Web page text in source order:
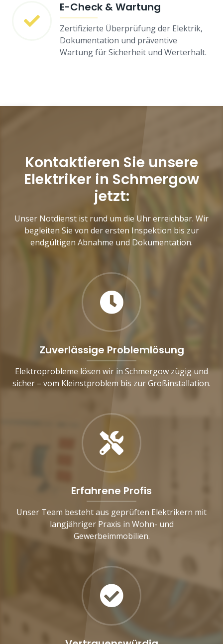
E-Check & Wartung
Zertifizierte Überprüfung der Elektrik,
Dokumentation und präventive
Wartung für Sicherheit und Werterhalt.
Kontaktieren Sie unsere
Elektriker in Schmergow
jetzt:
Unser Notdienst ist rund um die Uhr erreichbar. Wir
begleiten Sie von der ersten Inspektion bis zur
endgültigen Abnahme und Dokumentation.
Zuverlässige Problemlösung
Elektroprobleme lösen wir in Schmergow zügig und
sicher – vom Kleinstproblem bis zur Großinstallation.
Erfahrene Profis
Unser Team besteht aus geprüften Elektrikern mit
langjähriger Praxis in Wohn- und
Gewerbeimmobilien.